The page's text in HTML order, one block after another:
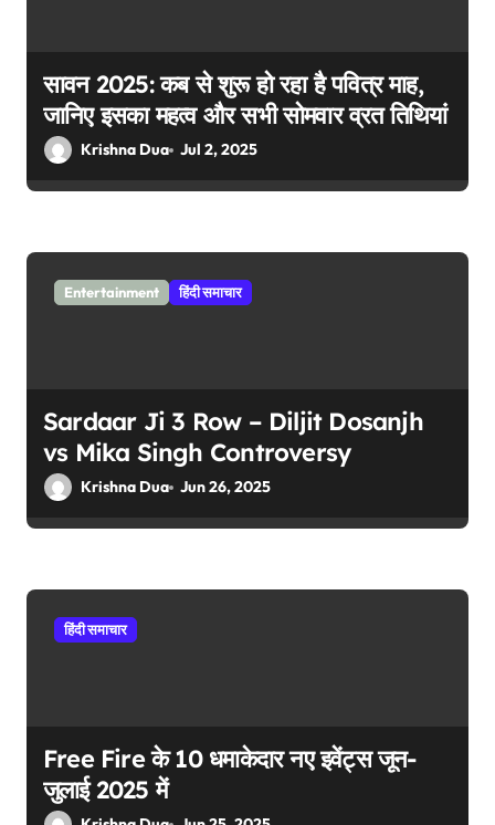
o
n
सावन 2025: कब से शुरू हो रहा है पवित्र माह,
जानिए इसका महत्व और सभी सोमवार व्रत तिथियां
Krishna Dua Jul 2, 2025
Entertainment हिंदी समाचार
Sardaar Ji 3 Row – Diljit Dosanjh
vs Mika Singh Controversy
Krishna Dua Jun 26, 2025
हिंदी समाचार
Free Fire के 10 धमाकेदार नए इवेंट्स जून-
जुलाई 2025 में